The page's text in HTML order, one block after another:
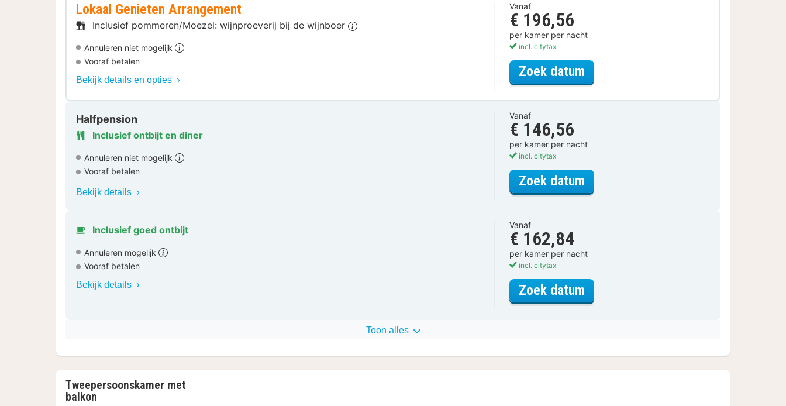
Lokaal Genieten Arrangement
Inclusief pommeren/Moezel: wijnproeverij bij de wijnboer
Annuleren niet mogelijk
Vooraf betalen
Bekijk details en opties
Vanaf
€ 196,56
per kamer per nacht
incl. citytax
Zoek datum
Halfpension
Annuleren niet mogelijk
Vooraf betalen
Inclusief ontbijt en diner
Bekijk details
Vanaf
€ 146,56
per kamer per nacht
incl. citytax
Zoek datum
Inclusief goed ontbijt
Annuleren mogelijk
Vooraf betalen
Bekijk details
Vanaf
€ 162,84
per kamer per nacht
incl. citytax
Zoek datum
Toon alles
Tweepersoonskamer met
balkon